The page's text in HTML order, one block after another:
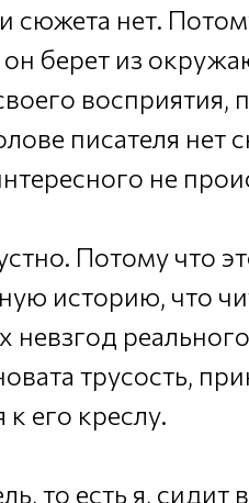
сюжета нет.
он берет из
восприятия,
писателя нет
не
Потому что
историю, что
невзгод
трусость,
к его креслу.
то есть я,